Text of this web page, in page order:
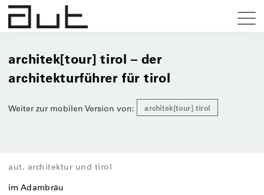
architek[tour] tirol – der
architekturführer für tirol
Weiter zur mobilen Version von: architek[tour] tirol
aut. architektur und tirol
im Adambräu